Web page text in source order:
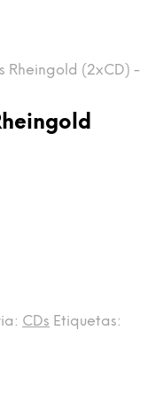
Rheingold (2xCD) -
CDs Etiquetas: